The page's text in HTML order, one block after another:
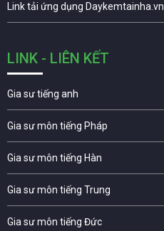
Link tải ứng dụng Daykemtainha.vn
LINK - LIÊN KẾT
Gia sư tiếng anh
Gia sư môn tiếng Pháp
Gia sư môn tiếng Hàn
Gia sư môn tiếng Trung
Gia sư môn tiếng Đức